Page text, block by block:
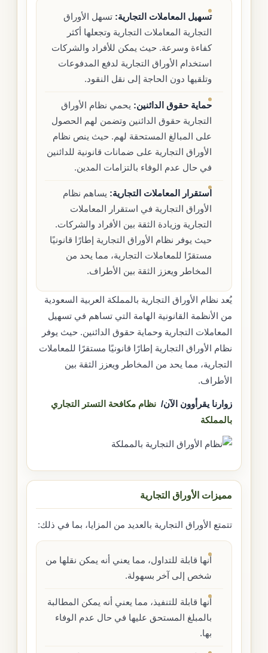
تسهيل المعاملات التجارية: تسهل الأوراق
التجارية المعاملات التجارية وتجعلها أكثر
كفاءة وسرعة. حيث يمكن للأفراد والشركات
استخدام الأوراق التجارية لدفع المدفوعات
وتلقيها دون الحاجة إلى نقل النقود.
حماية حقوق الدائنين: يحمي نظام الأوراق
التجارية حقوق الدائنين وتضمن لهم الحصول
على المبالغ المستحقة لهم. حيث ينص نظام
الأوراق التجارية على ضمانات قانونية للدائنين
في حال عدم الوفاء بالتزامات المدين.
استقرار المعاملات التجارية: يساهم نظام
الأوراق التجارية في استقرار المعاملات
التجارية وزيادة الثقة بين الأفراد والشركات.
حيث يوفر نظام الأوراق التجارية إطارًا قانونيًا
مستقرًا للمعاملات التجارية، مما يحد من
المخاطر ويعزز الثقة بين الأطراف.
يُعد نظام الأوراق التجارية بالمملكة العربية السعودية
من الأنظمة القانونية الهامة التي تساهم في تسهيل
المعاملات التجارية وحماية حقوق الدائنين. حيث يوفر
نظام الأوراق التجارية إطارًا قانونيًا مستقرًا للمعاملات
التجارية، مما يحد من المخاطر ويعزز الثقة بين
الأطراف.
زوارنا يقرأوون الآن/ نظام مكافحة التستر التجاري
بالمملكة
مميزات الأوراق التجارية
تتمتع الأوراق التجارية بالعديد من المزايا، بما في ذلك:
أنها قابلة للتداول، مما يعني أنه يمكن نقلها من
شخص إلى آخر بسهولة.
أنها قابلة للتنفيذ، مما يعني أنه يمكن المطالبة
بالمبلغ المستحق عليها في حال عدم الوفاء
بها.